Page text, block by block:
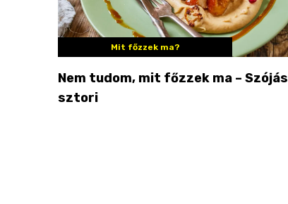
Mit főzzek ma?
Nem tudom, mit főzzek ma – Szójás
sztori